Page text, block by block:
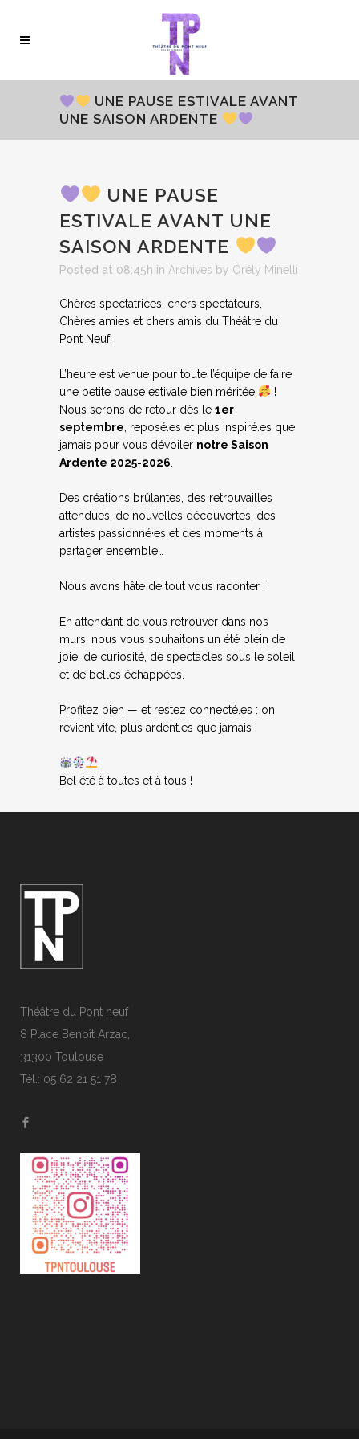
UNE PAUSE ESTIVALE AVANT
UNE SAISON ARDENTE
UNE PAUSE
ESTIVALE AVANT UNE
SAISON ARDENTE
Posted at 08:45h in Archives by Ôrély Minelli
Chères spectatrices, chers spectateurs,
Chères amies et chers amis du Théâtre du
Pont Neuf,
L’heure est venue pour toute l’équipe de faire
une petite pause estivale bien méritée
!
Nous serons de retour dès le 1er
septembre , reposé.es et plus inspiré.es que
jamais pour vous dévoiler notre Saison
Ardente 2025-2026
Des créations brûlantes, des retrouvailles
attendues, de nouvelles découvertes, des
artistes passionné·es et des moments à
partager ensemble…
Nous avons hâte de tout vous raconter !
En attendant de vous retrouver dans nos
murs, nous vous souhaitons un été plein de
joie, de curiosité, de spectacles sous le soleil
et de belles échappées.
Profitez bien — et restez connecté.es : on
revient vite, plus ardent.es que jamais !
Bel été à toutes et à tous !
Théâtre du Pont neuf
8 Place Benoît Arzac,
31300 Toulouse
Tél.: 05 62 21 51 78